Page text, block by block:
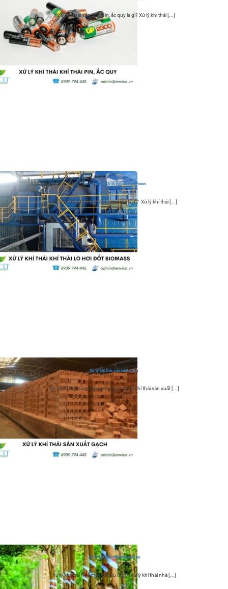
Xử lý khí thải sản xuất pin, ắc quy là gì? Xử lý khí thải [...]
Xử lý khí thải từ lò hơi đốt biomass
Xử lý khí thải từ lò hơi đốt biomass là gì? Xử lý khí thải [...]
Xử lý khí thải sản xuất gạch
Xử lý khí thải sản xuất gạch là gì? Xử lý khí thải sản xuất [...]
Xử lý khí thải nhà máy cao su
Xử lý khí thải nhà máy cao su là gì? Xử lý khí thải nhà [...]